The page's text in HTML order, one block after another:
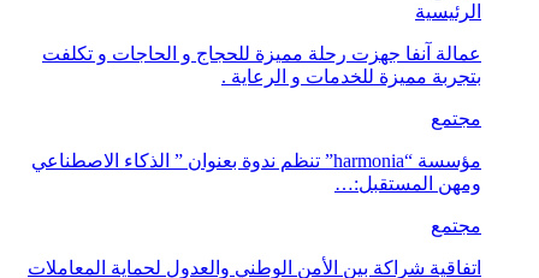
الرئيسية
عمالة آنفا جهزت رحلة مميزة للحجاج و الحاجات و تكلفت
بتجربة مميزة للخدمات و الرعاية .
مجتمع
مؤسسة “harmonia” تنظم ندوة بعنوان ” الذكاء الاصطناعي
ومهن المستقبل:…
مجتمع
اتفاقية شراكة بين الأمن الوطني والعدول لحماية المعاملات